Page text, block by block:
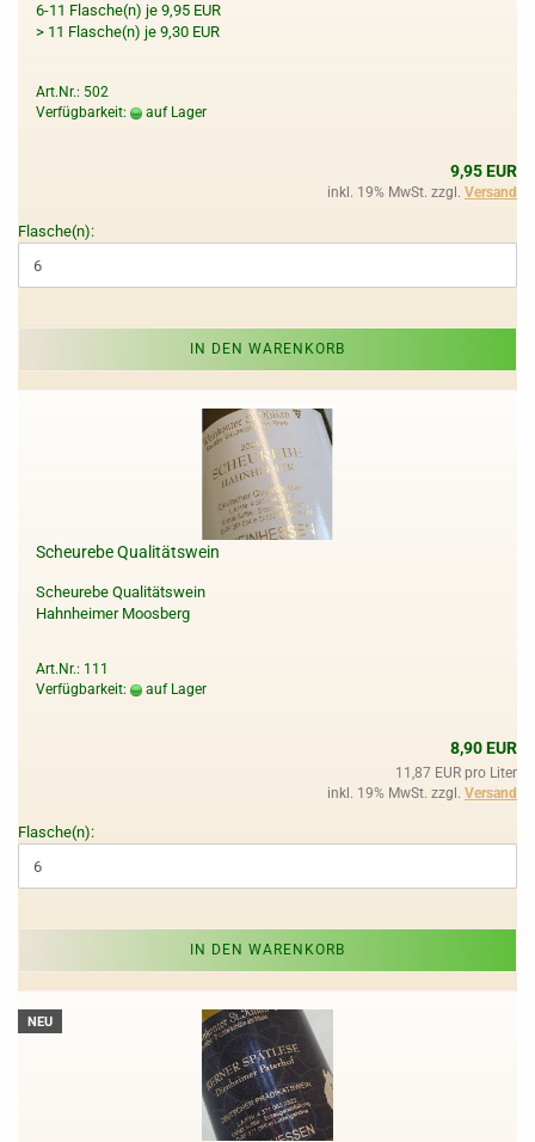
6-11 Flasche(n) je 9,95 EUR
> 11 Flasche(n) je 9,30 EUR
Art.Nr.: 502
Verfügbarkeit:
auf Lager
9,95 EUR
inkl. 19% MwSt. zzgl. Versand
Flasche(n):
IN DEN WARENKORB
Scheurebe Qualitätswein
Scheurebe Qualitätswein
Hahnheimer Moosberg
Art.Nr.: 111
Verfügbarkeit:
auf Lager
8,90 EUR
11,87 EUR pro Liter
inkl. 19% MwSt. zzgl. Versand
Flasche(n):
IN DEN WARENKORB
NEU